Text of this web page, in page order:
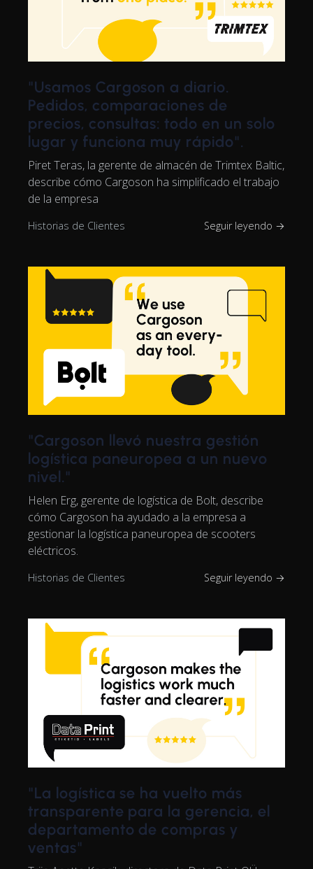
"Usamos Cargoson a diario.
Pedidos, comparaciones de
precios, consultas: todo en un solo
lugar y funciona muy rápido".
Piret Teras, la gerente de almacén de Trimtex Baltic,
describe cómo Cargoson ha simplificado el trabajo
de la empresa
Historias de Clientes Seguir leyendo →
"Cargoson llevó nuestra gestión
logística paneuropea a un nuevo
nivel."
Helen Erg, gerente de logística de Bolt, describe
cómo Cargoson ha ayudado a la empresa a
gestionar la logística paneuropea de scooters
eléctricos.
Historias de Clientes Seguir leyendo →
"La logística se ha vuelto más
transparente para la gerencia, el
departamento de compras y
ventas"